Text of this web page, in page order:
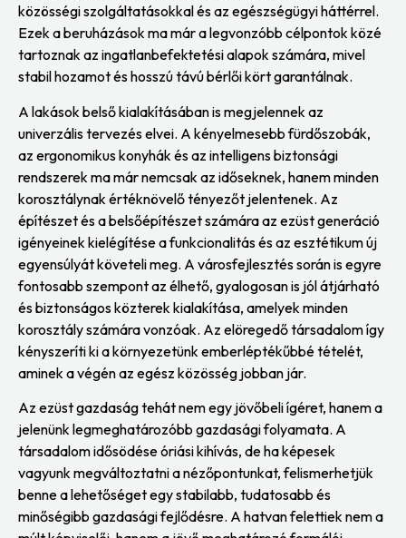
közösségi szolgáltatásokkal és az egészségügyi háttérrel.
Ezek a beruházások ma már a legvonzóbb célpontok közé
tartoznak az ingatlanbefektetési alapok számára, mivel
stabil hozamot és hosszú távú bérlői kört garantálnak.
A lakások belső kialakításában is megjelennek az
univerzális tervezés elvei. A kényelmesebb fürdőszobák,
az ergonomikus konyhák és az intelligens biztonsági
rendszerek ma már nemcsak az időseknek, hanem minden
korosztálynak értéknövelő tényezőt jelentenek. Az
építészet és a belsőépítészet számára az ezüst generáció
igényeinek kielégítése a funkcionalitás és az esztétikum új
egyensúlyát követeli meg. A városfejlesztés során is egyre
fontosabb szempont az élhető, gyalogosan is jól átjárható
és biztonságos közterek kialakítása, amelyek minden
korosztály számára vonzóak. Az elöregedő társadalom így
kényszeríti ki a környezetünk emberléptékűbbé tételét,
aminek a végén az egész közösség jobban jár.
Az ezüst gazdaság tehát nem egy jövőbeli ígéret, hanem a
jelenünk legmeghatározóbb gazdasági folyamata. A
társadalom idősödése óriási kihívás, de ha képesek
vagyunk megváltoztatni a nézőpontunkat, felismerhetjük
benne a lehetőséget egy stabilabb, tudatosabb és
minőségibb gazdasági fejlődésre. A hatvan felettiek nem a